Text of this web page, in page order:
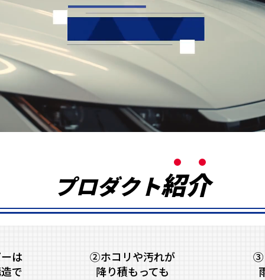
プロダクト紹介
は
で
②ホコリや汚れが
降り積もっても
③